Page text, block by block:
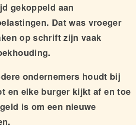
gekoppeld aan
Dat was vroeger
op schrift zijn vaak
ondernemers houdt bij
en elke burger kijkt af en toe
is om een nieuwe